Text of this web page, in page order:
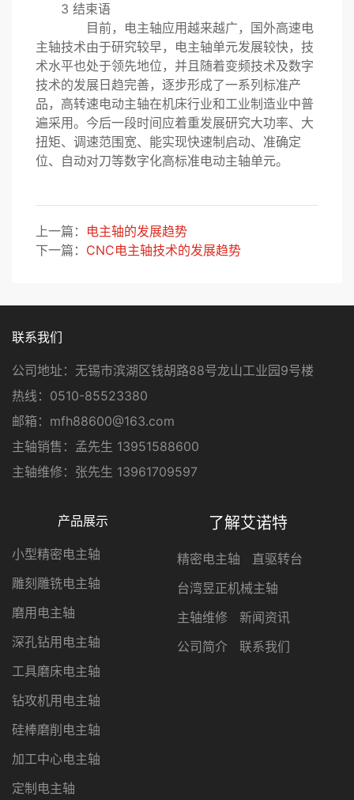
3 结束语
目前，电主轴应用越来越广，国外高速电
主轴技术由于研究较早，电主轴单元发展较快，技
术水平也处于领先地位，并且随着变频技术及数字
技术的发展日趋完善，逐步形成了一系列标准产
品，高转速电动主轴在机床行业和工业制造业中普
遍采用。今后一段时间应着重发展研究大功率、大
扭矩、调速范围宽、能实现快速制启动、准确定
位、自动对刀等数字化高标准电动主轴单元。
上一篇： 电主轴的发展趋势
下一篇： CNC电主轴技术的发展趋势
联系我们
公司地址：无锡市滨湖区钱胡路88号龙山工业园9号楼
热线：0510-85523380
邮箱：mfh88600@163.com
主轴销售：孟先生 13951588600
主轴维修：张先生 13961709597
产品展示
小型精密电主轴
雕刻雕铣电主轴
磨用电主轴
深孔钻用电主轴
工具磨床电主轴
钻攻机用电主轴
硅棒磨削电主轴
加工中心电主轴
定制电主轴
了解艾诺特
精密电主轴
直驱转台
台湾昱正机械主轴
主轴维修
新闻资讯
公司简介
联系我们